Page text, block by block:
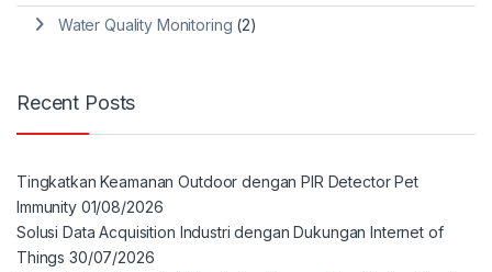
Water Quality Monitoring (2)
Recent Posts
Tingkatkan Keamanan Outdoor dengan PIR Detector Pet
Immunity 01/08/2026
Solusi Data Acquisition Industri dengan Dukungan Internet of
Things 30/07/2026